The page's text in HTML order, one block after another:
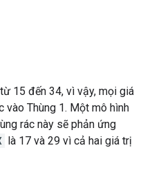
15 đến 34, vì vậy, mọi giá
vào Thùng 1. Một mô hình
rác này sẽ phản ứng
là 17 và 29 vì cả hai giá trị